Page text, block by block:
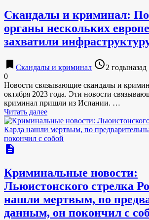
Скандалы и криминал:
органы нескольких
захватили
bookmark Скандалы и криминал access_time2 годыназад
0
Новости связывающие скандалы и
октября 2023 года. Эти новости
криминал пришли из Испании. …
Читать далее
description
Криминальные новости:
Льюистонского стрелка
нашли мертвым, по
данным, он покончил с